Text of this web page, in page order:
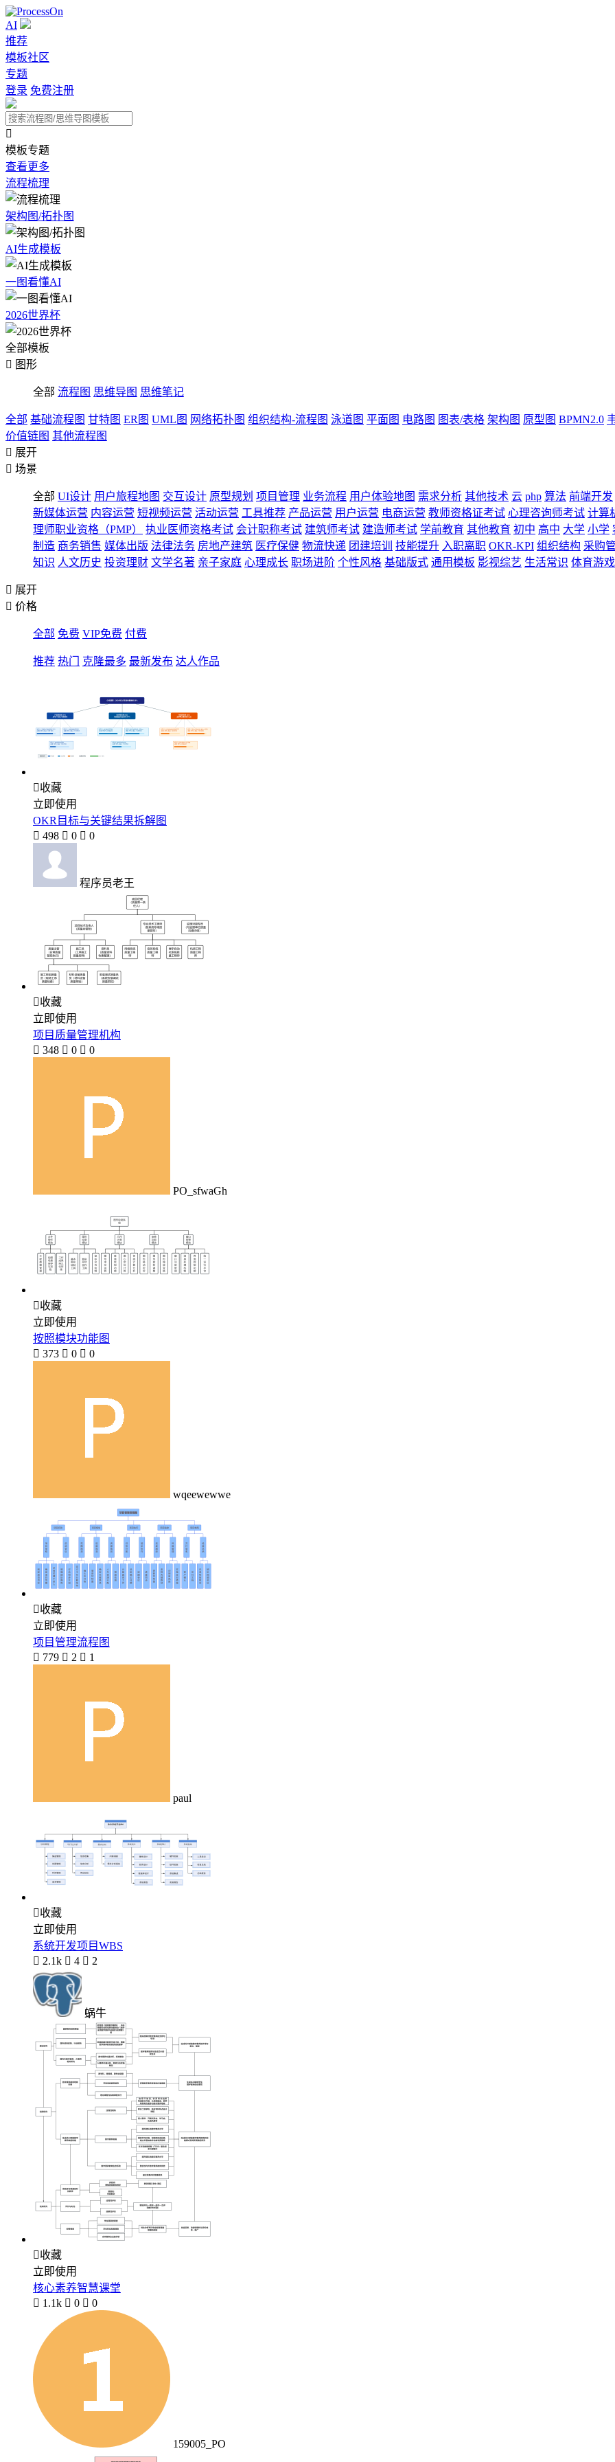
AI
推荐
模板社区
专题
登录 免费注册

模板专题
查看更多
流程梳理
架构图/拓扑图
AI生成模板
一图看懂AI
2026世界杯
全部模板
 图形
全部 流程图 思维导图 思维笔记
全部 基础流程图 甘特图 ER图 UML图 网络拓扑图 组织结构-流程图 泳道图 平面图 电路图 图表/表格 架构图 原型图 BPMN2.0
价值链图 其他流程图
 展开
 场景
全部 UI设计 用户旅程地图 交互设计 原型规划 项目管理 业务流程 用户体验地图 需求分析 其他技术 云 php 算法 前端开发
新媒体运营 内容运营 短视频运营 活动运营 工具推荐 产品运营 用户运营 电商运营 教师资格证考试 心理咨询师考试 计算
理师职业资格（PMP）
执业医师资格考试 会计职称考试 建筑师考试 建造师考试 学前教育 其他教育 初中 高中 大学 小学
制造 商务销售 媒体出版 法律法务 房地产建筑 医疗保健 物流快递 团建培训 技能提升 入职离职 OKR-KPI 组织结构 采购
知识 人文历史 投资理财 文学名著 亲子家庭 心理成长 职场进阶 个性风格 基础版式 通用模板 影视综艺 生活常识 体育游戏
 展开
 价格
全部 免费 VIP免费 付费
推荐 热门 克隆最多 最新发布 达人作品
收藏
立即使用
OKR目标与关键结果拆解图
 498  0  0
程序员老王
收藏
立即使用
项目质量管理机构
 348  0  0
PO_sfwaGh
收藏
立即使用
按照模块功能图
 373  0  0
wqeewewwe
收藏
立即使用
项目管理流程图
 779  2  1
paul
收藏
立即使用
系统开发项目WBS
 2.1k  4  2
蜗牛
收藏
立即使用
核心素养智慧课堂
 1.1k  0  0
159005_PO